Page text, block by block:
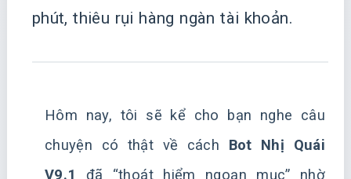
phút, thiêu rụi hàng ngàn tài khoản.
Hôm nay, tôi sẽ kể cho bạn nghe câu
chuyện có thật về cách Bot Nhị Quái
V9.1
đã “thoát hiểm ngoạn mục” nhờ